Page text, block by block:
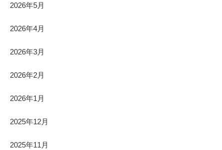
2026年5月
2026年4月
2026年3月
2026年2月
2026年1月
2025年12月
2025年11月